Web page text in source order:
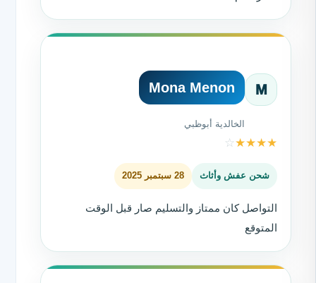
M
Mona Menon
الخالدية أبوظبي
★
★
★
★
☆
شحن عفش وأثاث 28 سبتمبر 2025
التواصل كان ممتاز والتسليم صار قبل الوقت
المتوقع